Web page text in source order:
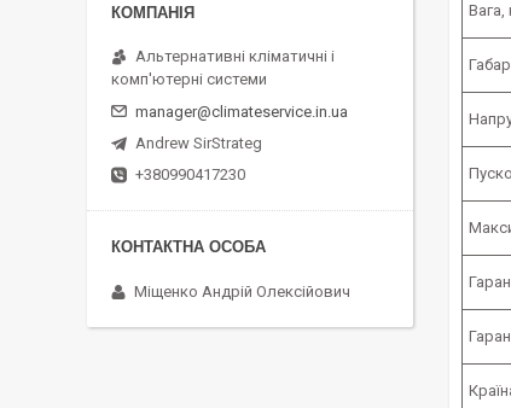
Вага,
Альтернативні кліматичні і
комп'ютерні системи
manager@climateservice.in.ua
Andrew SirStrateg
+380990417230
Міщенко Андрій Олексійович